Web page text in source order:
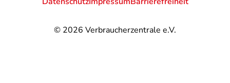
© 2026 Verbraucherzentrale e.V.